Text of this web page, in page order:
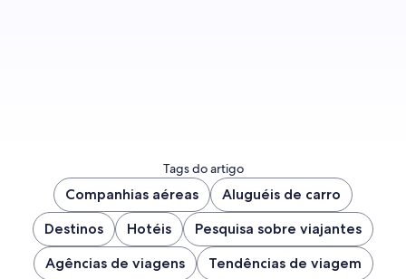
Tags do artigo
Companhias aéreas
Aluguéis de carro
Destinos
Hotéis
Pesquisa sobre viajantes
Agências de viagens
Tendências de viagem